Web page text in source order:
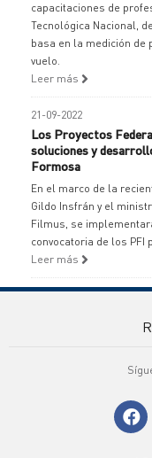
capacitaciones de
Tecnológica Nacional,
basa en la medición de
vuelo.
Leer más
21-09-2022
Los Proyectos
soluciones y
Formosa
En el marco de la
Gildo Insfrán y el
Filmus, se
convocatoria de los PFI
Leer más